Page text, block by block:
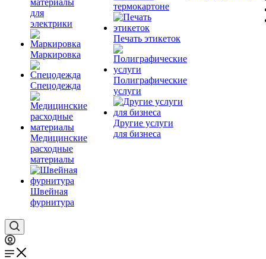
материалы
для
электрики
Маркировка
Спецодежда
Медицинские
расходные
материалы
Швейная
фурнитура
термокартоне
Печать этикеток
Полиграфические
услуги
Другие услуги
для бизнеса